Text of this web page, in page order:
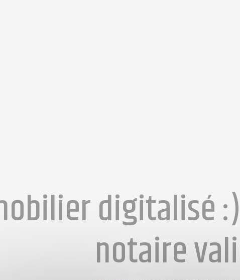
digitalisé
notaire